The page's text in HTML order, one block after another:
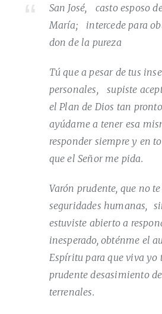
San José, casto esposo
María; intercede para
don de la pureza
Tú que a pesar de tus
personales, supiste
el Plan de Dios tan
ayúdame a tener esa
responder siempre y en
que el Señor me pida.
Varón prudente, que no
seguridades humanas,
estuviste abierto a
inesperado, obténme el
Espíritu para que viva yo
prudente desasimiento
terrenales.